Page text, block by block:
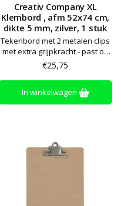
Creativ Company XL
Klembord , afm 52x74 cm,
dikte 5 mm, zilver, 1 stuk
Tekenbord met 2 metalen clips
met extra grijpkracht - past op
ezel artikelnr. 22186 -
papierformaat A2 + A3
€25,75
In winkelwagen